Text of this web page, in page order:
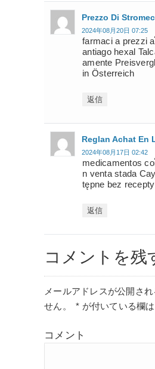
Prezzo Di
2024年08月20日 07:25
farmaci a prezzi
antiago hexal
amente
in Österreich
返信
Reglan Achat En
2024年08月17日 02:42
medicamentos
n venta stada
tępne bez recepty
返信
コメントを残
メールアドレスが公開さ
せん。
* が付いている欄
コメント